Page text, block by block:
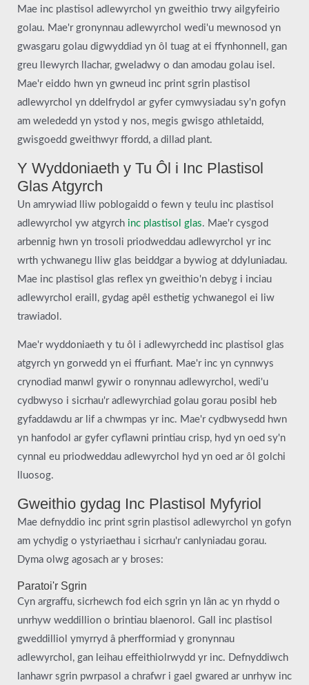
Mae inc plastisol adlewyrchol yn gweithio trwy ailgyfeirio
golau. Mae'r gronynnau adlewyrchol wedi'u mewnosod yn
gwasgaru golau digwyddiad yn ôl tuag at ei ffynhonnell, gan
greu llewyrch llachar, gweladwy o dan amodau golau isel.
Mae'r eiddo hwn yn gwneud inc print sgrin plastisol
adlewyrchol yn ddelfrydol ar gyfer cymwysiadau sy'n gofyn
am welededd yn ystod y nos, megis gwisgo athletaidd,
gwisgoedd gweithwyr ffordd, a dillad plant.
Y Wyddoniaeth y Tu Ôl i Inc Plastisol
Glas Atgyrch
Un amrywiad lliw poblogaidd o fewn y teulu inc plastisol
adlewyrchol yw atgyrch inc plastisol glas. Mae'r cysgod
arbennig hwn yn trosoli priodweddau adlewyrchol yr inc
wrth ychwanegu lliw glas beiddgar a bywiog at ddyluniadau.
Mae inc plastisol glas reflex yn gweithio'n debyg i inciau
adlewyrchol eraill, gydag apêl esthetig ychwanegol ei liw
trawiadol.
Mae'r wyddoniaeth y tu ôl i adlewyrchedd inc plastisol glas
atgyrch yn gorwedd yn ei ffurfiant. Mae'r inc yn cynnwys
crynodiad manwl gywir o ronynnau adlewyrchol, wedi'u
cydbwyso i sicrhau'r adlewyrchiad golau gorau posibl heb
gyfaddawdu ar lif a chwmpas yr inc. Mae'r cydbwysedd hwn
yn hanfodol ar gyfer cyflawni printiau crisp, hyd yn oed sy'n
cynnal eu priodweddau adlewyrchol hyd yn oed ar ôl golchi
lluosog.
Gweithio gydag Inc Plastisol Myfyriol
Mae defnyddio inc print sgrin plastisol adlewyrchol yn gofyn
am ychydig o ystyriaethau i sicrhau'r canlyniadau gorau.
Dyma olwg agosach ar y broses:
Paratoi'r Sgrin
Cyn argraffu, sicrhewch fod eich sgrin yn lân ac yn rhydd o
unrhyw weddillion o brintiau blaenorol. Gall inc plastisol
gweddilliol ymyrryd â pherfformiad y gronynnau
adlewyrchol, gan leihau effeithiolrwydd yr inc. Defnyddiwch
lanhawr sgrin pwrpasol a chrafwr i gael gwared ar unrhyw inc